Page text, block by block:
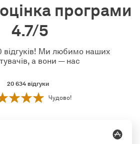
програми
4.7/5
відгуків! Ми любимо наших
а вони — нас
20 634 відгуки
Чудово!